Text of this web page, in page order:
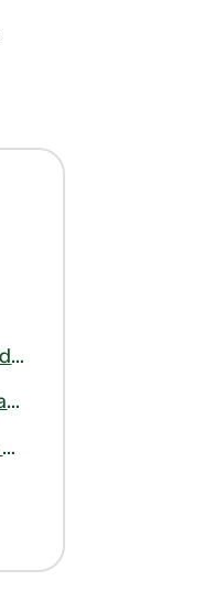
AudioNova cresce in Lombardia: Mondial Udito entra a far parte del nostro gruppo!
AudioNova in Toscana: diamo il benvenuto ad AudioLife nella famiglia Sonova Audiological Care Italia!
Test dell'udito e rinnovo della patente: cosa bisogna sapere